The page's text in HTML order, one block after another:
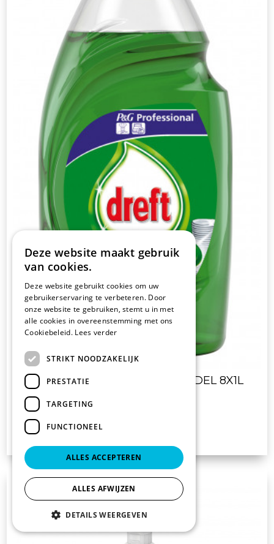
DREFT ORIGINAL AFWASMIDDEL 8X1L
€ 35.90
Deze website maakt gebruik
van cookies.
Deze website gebruikt cookies om uw
gebruikerservaring te verbeteren. Door
onze website te gebruiken, stemt u in met
alle cookies in overeenstemming met ons
Cookiebeleid. Lees verder
STRIKT NOODZAKELIJK
PRESTATIE
TARGETING
FUNCTIONEEL
ALLES ACCEPTEREN
ALLES AFWIJZEN
DETAILS WEERGEVEN